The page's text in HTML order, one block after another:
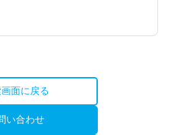
面に戻る
い合わせ